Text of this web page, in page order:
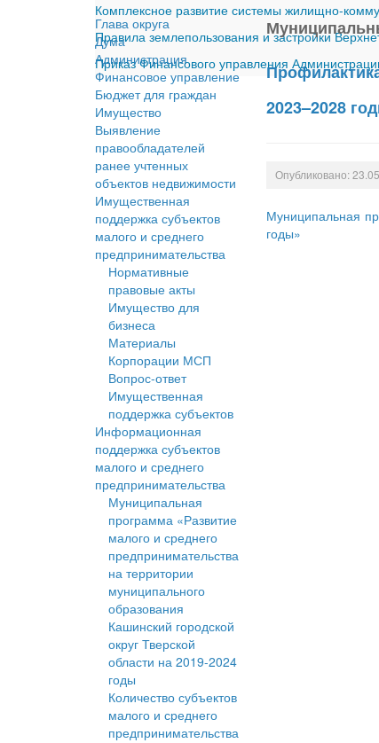
Комплексное развитие системы жилищно-
Правила землепользования и застройки
Приказ Финансового управления
Глава округа
Дума
Администрация
Финансовое управление
Бюджет для граждан
Имущество
Выявление
правообладателей
ранее учтенных
объектов недвижимости
Имущественная
поддержка субъектов
малого и среднего
предпринимательства
Нормативные
правовые акты
Имущество для
бизнеса
Материалы
Корпорации МСП
Вопрос-ответ
Имущественная
поддержка субъектов
Информационная
поддержка субъектов
малого и среднего
предпринимательства
Муниципальная
программа «Развитие
малого и среднего
предпринимательства
на территории
муниципального
образования
Кашинский городской
округ Тверской
области на 2019-2024
годы
Количество субъектов
малого и среднего
предпринимательства
2023–2028
Опубликовано:
Муниципальная
годы»